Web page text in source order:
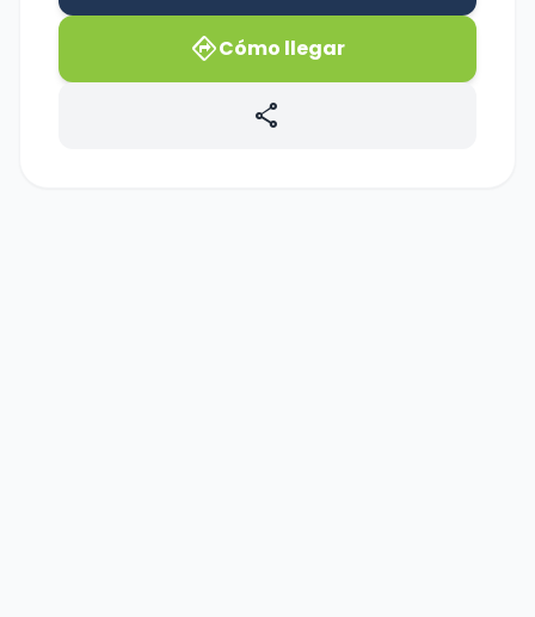
directionsCómo llegar
share